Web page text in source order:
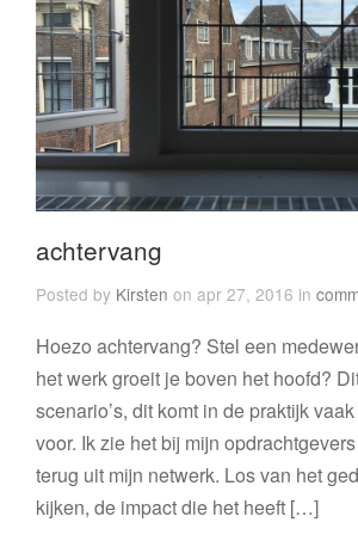
achtervang
Posted by Kirsten on apr 27, 2016 in
Hoezo achtervang? Stel een
het werk groeit je boven het hoofd?
scenario’s, dit komt in de praktijk
voor. Ik zie het bij mijn
terug uit mijn netwerk. Los van het
kijken, de impact die het heeft […]